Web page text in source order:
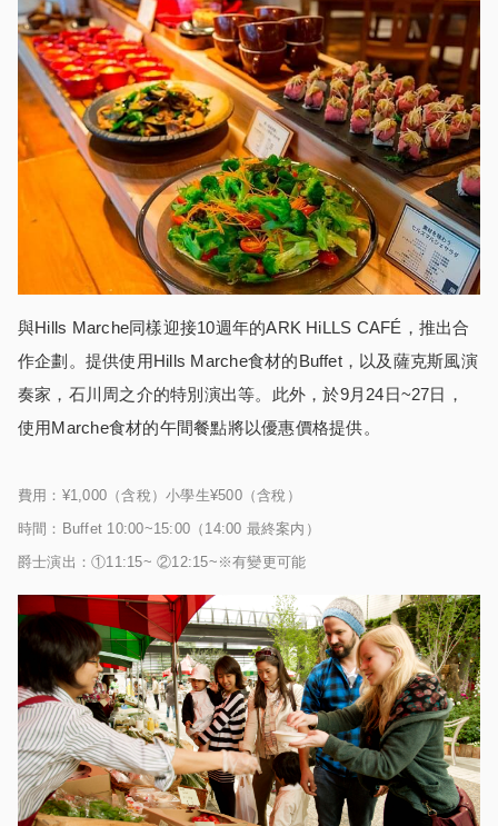
與Hills Marche同樣迎接10週年的ARK HiLLS CAFÉ，推出合
作企劃。提供使用Hills Marche食材的Buffet，以及薩克斯風演
奏家，石川周之介的特別演出等。此外，於9月24日~27日，
使用Marche食材的午間餐點將以優惠價格提供。
費用：¥1,000（含稅）小學生¥500（含稅）
時間：Buffet 10:00~15:00（14:00 最終案内）
爵士演出：①11:15~ ②12:15~※有變更可能